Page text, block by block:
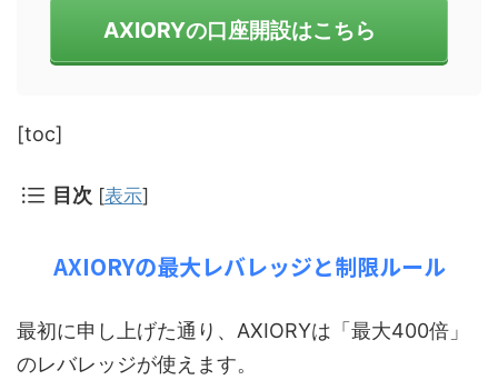
AXIORYの口座開設はこちら
[toc]
目次 [表示]
AXIORYの最大レバレッジと制限ルール
最初に申し上げた通り、AXIORYは「最大400倍」
のレバレッジが使えます。